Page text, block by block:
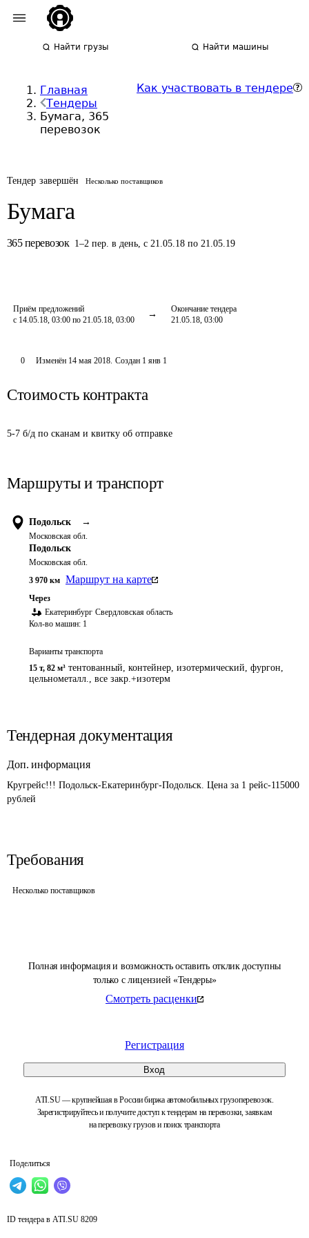
Найти грузы Найти машины
Главная
Тендеры
Бумага, 365
перевозок
Как участвовать в тендере
Тендер завершён Несколько поставщиков
Бумага
365 перевозок 1–2 пер. в день,с 21.05.18 по 21.05.19
Приём предложений
с 14.05.18, 03:00 по 21.05.18, 03:00
Окончание тендера
21.05.18, 03:00
Полная информация и возможность оставить отклик доступны
только с лицензией «Тендеры»
Смотреть расценки
Регистрация
Вход
ATI.SU — крупнейшая в России биржа автомобильных грузоперевозок.
Зарегистрируйтесь и получите доступ к тендерам на перевозки, заявкам
на перевозку грузов и поиск транспорта
Поделиться
0 Изменён 14 мая 2018. Создан 1 янв 1
Стоимость контракта
5-7 б/д по сканам и квитку об отправке
Маршруты и транспорт
Подольск →
Московская обл.
Подольск
Московская обл.
3 970 км Маршрут на карте
Через
Екатеринбург Свердловская область
Кол-во машин: 1
Варианты транспорта
15 т, 82 м³ тентованный, контейнер, изотермический, фургон,
цельнометалл., все закр.+изотерм
Тендерная документация
Доп. информация
Кругрейс!!! Подольск-Екатеринбург-Подольск. Цена за 1 рейс-115000
рублей
Требования
Несколько поставщиков
ID тендера в ATI.SU 8209